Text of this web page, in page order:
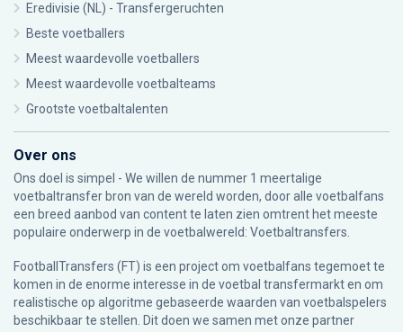
Eredivisie (NL) - Transfergeruchten
Beste voetballers
Meest waardevolle voetballers
Meest waardevolle voetbalteams
Grootste voetbaltalenten
Over ons
Ons doel is simpel - We willen de nummer 1 meertalige
voetbaltransfer bron van de wereld worden, door alle voetbalfans
een breed aanbod van content te laten zien omtrent het meeste
populaire onderwerp in de voetbalwereld: Voetbaltransfers.
FootballTransfers (FT) is een project om voetbalfans tegemoet te
komen in de enorme interesse in de voetbal transfermarkt en om
realistische op algoritme gebaseerde waarden van voetbalspelers
beschikbaar te stellen. Dit doen we samen met onze partner